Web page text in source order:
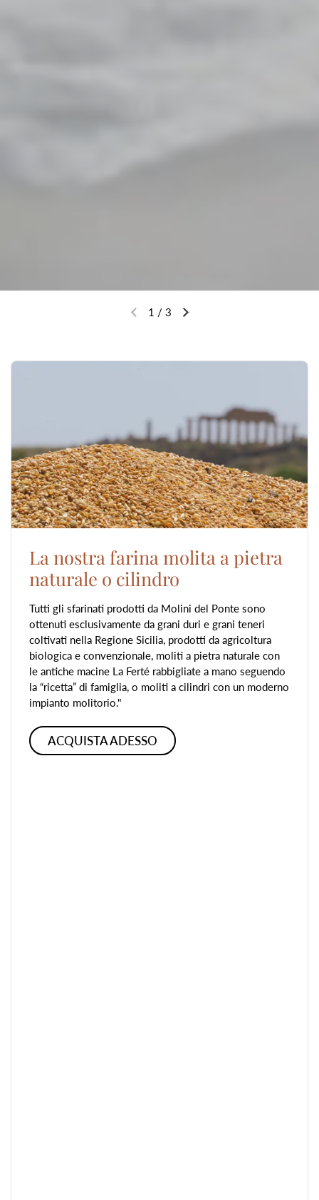
Diapositiva precedenteDiapositiva successiva
1 / 3
La nostra farina molita a pietra
naturale o cilindro
Tutti gli sfarinati prodotti da Molini del Ponte sono
ottenuti esclusivamente da grani duri e grani teneri
coltivati nella Regione Sicilia, prodotti da agricoltura
biologica e convenzionale, moliti a pietra naturale con
le antiche macine La Ferté rabbigliate a mano seguendo
la “ricetta” di famiglia, o moliti a cilindri con un moderno
impianto molitorio."
ACQUISTA ADESSO